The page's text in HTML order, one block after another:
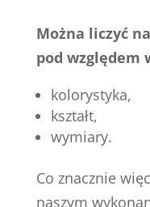
Można liczyć
pod względem
kolorystyka,
kształt,
wymiary.
Co znacznie
naszym